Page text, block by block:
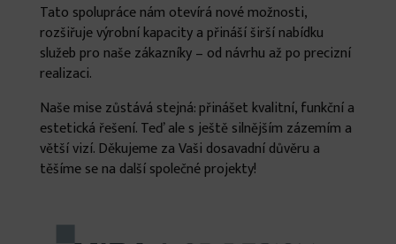
Tato spolupráce nám otevírá nové možnosti,
rozšiřuje výrobní kapacity a přináší širší nabídku
služeb pro naše zákazníky – od návrhu až po precizní
realizaci.
Naše mise zůstává stejná: přinášet kvalitní, funkční a
estetická řešení. Teď ale s ještě silnějším zázemím a
větší vizí. Děkujeme za Vaši dosavadní důvěru a
těšíme se na další společné projekty!